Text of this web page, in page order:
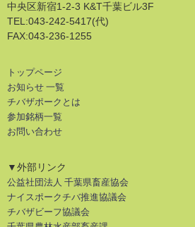
中央区新宿1-2-3 K&T千葉ビル3F
TEL:043-242-5417(代)
FAX:043-236-1255
トップページ
お知らせ 一覧
チバザポークとは
参加銘柄一覧
お問い合わせ
▼外部リンク
公益社団法人 千葉県畜産協会
ナイスポークチバ推進協議会
チバザビーフ協議会